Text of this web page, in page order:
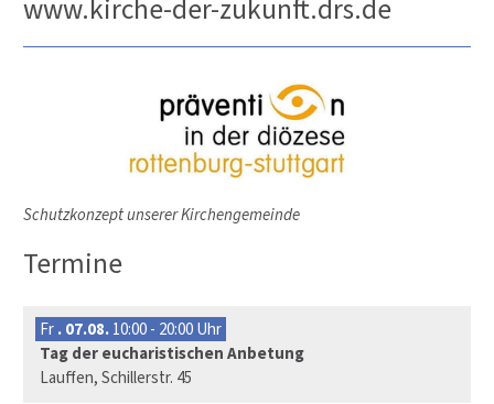
www.kirche-der-zukunft.drs.de
Schutzkonzept unserer Kirchengemeinde
Termine
Fr . 07.08. 10:00 - 20:00 Uhr
Tag der eucharistischen Anbetung
Lauffen, Schillerstr. 45